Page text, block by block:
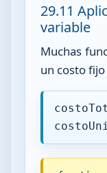
29.11
variable
Muchas
un costo